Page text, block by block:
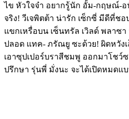
ไข หัวใจจ๋า อยากรู้นัก อั้ม-กฤษณ์-อ
จริง! วีเจพิตต้า น่ารัก เซ็กซี่ มีดีที่ชอ
แขกเหรื่อบน เซ็นทรัล เวิลด์ พลาซ
ปลอด แทค- ภรัณยู ซะด้วย! ผิดหวัง
เอาซุปเปอร์บราสีชมพู ออกมาโชว์
ปรึกษา รุ่นพี่ มั่งนะ จะได้เปิดหมดแบ